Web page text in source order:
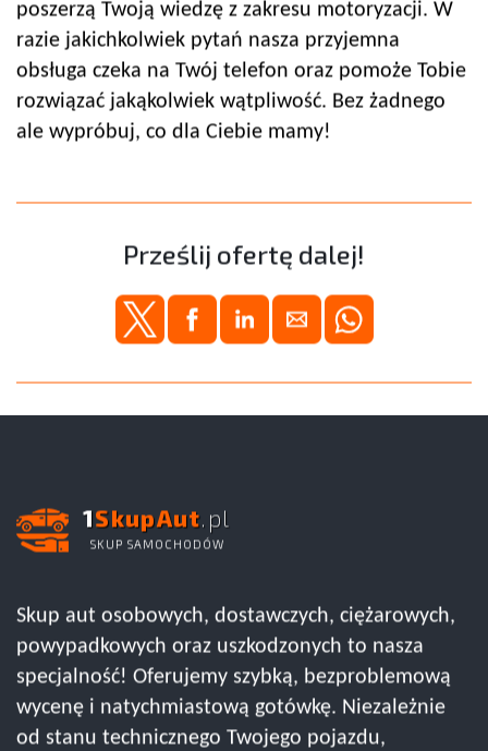
poszerzą Twoją wiedzę z zakresu motoryzacji. W
razie jakichkolwiek pytań nasza przyjemna
obsługa czeka na Twój telefon oraz pomoże Tobie
rozwiązać jakąkolwiek wątpliwość. Bez żadnego
ale wypróbuj, co dla Ciebie mamy!
Prześlij ofertę dalej!
1SkupAut.pl
SKUP SAMOCHODÓW
Skup aut osobowych, dostawczych, ciężarowych,
powypadkowych oraz uszkodzonych to nasza
specjalność! Oferujemy szybką, bezproblemową
wycenę i natychmiastową gotówkę. Niezależnie
od stanu technicznego Twojego pojazdu,